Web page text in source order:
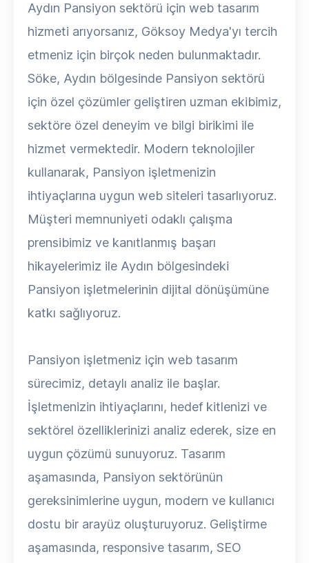
Aydın Pansiyon sektörü için web tasarım
hizmeti arıyorsanız, Göksoy Medya'yı tercih
etmeniz için birçok neden bulunmaktadır.
Söke, Aydın bölgesinde Pansiyon sektörü
için özel çözümler geliştiren uzman ekibimiz,
sektöre özel deneyim ve bilgi birikimi ile
hizmet vermektedir. Modern teknolojiler
kullanarak, Pansiyon işletmenizin
ihtiyaçlarına uygun web siteleri tasarlıyoruz.
Müşteri memnuniyeti odaklı çalışma
prensibimiz ve kanıtlanmış başarı
hikayelerimiz ile Aydın bölgesindeki
Pansiyon işletmelerinin dijital dönüşümüne
katkı sağlıyoruz.
Pansiyon işletmeniz için web tasarım
sürecimiz, detaylı analiz ile başlar.
İşletmenizin ihtiyaçlarını, hedef kitlenizi ve
sektörel özelliklerinizi analiz ederek, size en
uygun çözümü sunuyoruz. Tasarım
aşamasında, Pansiyon sektörünün
gereksinimlerine uygun, modern ve kullanıcı
dostu bir arayüz oluşturuyoruz. Geliştirme
aşamasında, responsive tasarım, SEO